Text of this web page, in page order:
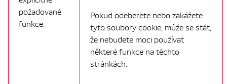
požadované
funkce.
Pokud odeberete nebo zakážete
tyto soubory cookie, může se stát,
že nebudete moci používat
některé funkce na těchto
stránkách.